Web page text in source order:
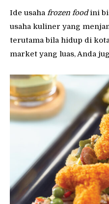
Ide usaha frozen foodini
usaha kuliner yang
terutama bila hidup di
market yang luas, Anda